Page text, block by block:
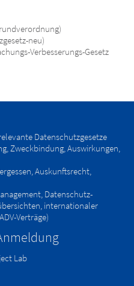
neu)
Verbesserungs-Gesetz
Datenschutzgesetze
Zweckbindung, Auswirkungen,
Auskunftsrecht,
Datenschutz-
internationaler
Verträge)
Lab